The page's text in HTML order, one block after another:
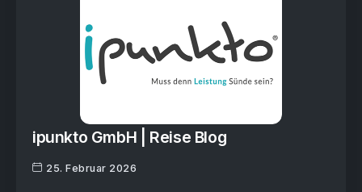
ipunkto GmbH | Reise Blog
25. Februar 2026